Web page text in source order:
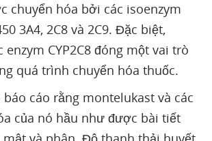
chuyển hóa bởi các isoenzym
3A4, 2C8 và 2C9. Đặc biệt,
CYP2C8 đóng một vai trò
quá trình chuyển hóa thuốc.
cáo rằng montelukast và các
của nó hầu như được bài tiết